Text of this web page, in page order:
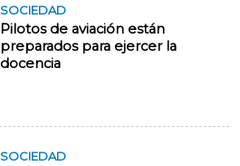
SOCIEDAD
Pilotos de aviación están
preparados para ejercer la
docencia
SOCIEDAD